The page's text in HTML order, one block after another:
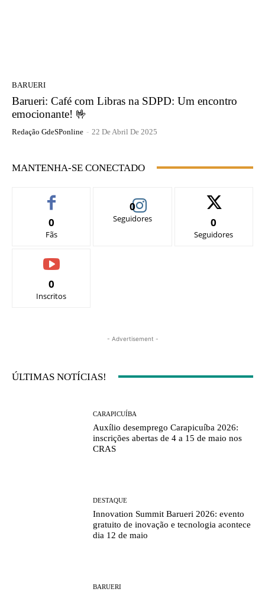
BARUERI
Barueri: Café com Libras na SDPD: Um encontro
emocionante! 🤟
Redação GdeSPonline - 22 De Abril De 2025
MANTENHA-SE CONECTADO
0
Fãs
0
Seguidores 0
Seguidores
0
Inscritos
- Advertisement -
ÚLTIMAS NOTÍCIAS!
CARAPICUÍBA
Auxílio desemprego Carapicuíba 2026:
inscrições abertas de 4 a 15 de maio nos
CRAS
DESTAQUE
Innovation Summit Barueri 2026: evento
gratuito de inovação e tecnologia acontece
dia 12 de maio
BARUERI